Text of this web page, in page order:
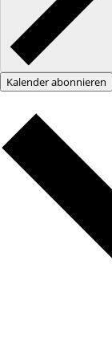
Kalender abonnieren